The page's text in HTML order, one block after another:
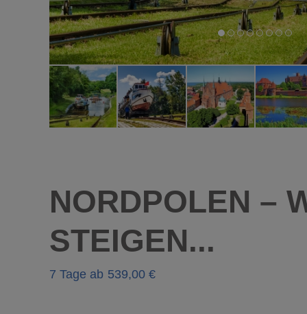
NORDPOLEN –
STEIGEN...
7 Tage ab 539